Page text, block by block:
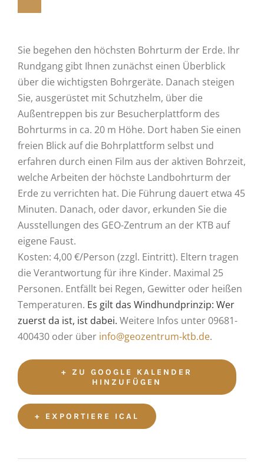
Sie begehen den höchsten Bohrturm der Erde. Ihr
Rundgang gibt Ihnen zunächst einen Überblick
über die wichtigsten Bohrgeräte. Danach steigen
Sie, ausgerüstet mit Schutzhelm, über die
Außentreppen bis zur Besucherplattform des
Bohrturms in ca. 20 m Höhe. Dort haben Sie einen
freien Blick auf die Bohrplattform selbst und
erfahren durch einen Film aus der aktiven Bohrzeit,
welche Arbeiten der höchste Landbohrturm der
Erde zu verrichten hat. Die Führung dauert etwa 45
Minuten. Danach, oder davor, erkunden Sie die
Ausstellungen des GEO-Zentrum an der KTB auf
eigene Faust.
Kosten: 4,00 €/Person (zzgl. Eintritt). Eltern tragen
die Verantwortung für ihre Kinder. Maximal 25
Personen. Entfällt bei Regen, Gewitter oder heißen
Temperaturen. Es gilt das Windhundprinzip: Wer
zuerst da ist, ist dabei. Weitere Infos unter 09681-
400430 oder über info@geozentrum-ktb.de.
+ ZU GOOGLE KALENDER
HINZUFÜGEN
+ EXPORTIERE ICAL